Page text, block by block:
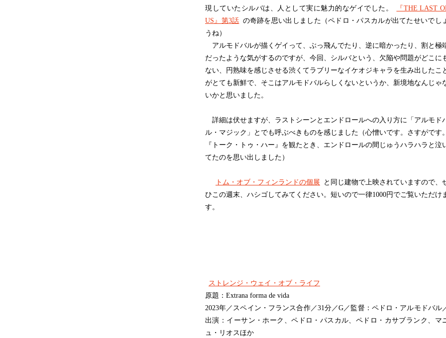
現していたシルバは、人として実に魅力的なゲイでした。
『THE LAST
US』第3話 の奇跡を思い出しました（ペドロ・パスカルが出てたせいでし
うね）
アルモドバルが描くゲイって、ぶっ飛んでたり、逆に暗かったり、割と極
だったような気がするのですが、今回、シルバという、欠陥や問題がどこに
ない、円熟味を感じさせる渋くてラブリーなイケオジキャラを生み出したこ
がとても新鮮で、そこはアルモドバルらしくないというか、新境地なんじゃ
いかと思いました。
詳細は伏せますが、ラストシーンとエンドロールへの入り方に「アルモド
ル・マジック」とでも呼ぶべきものを感じました（心憎いです。さすがです。
『トーク・トゥ・ハー』を観たとき、エンドロールの間じゅうハラハラと泣
てたのを思い出しました）
トム・オブ・フィンランドの個展
と同じ建物で上映されていますので、
ひこの週末、ハシゴしてみてください。短いので一律1000円でご覧いただけ
す。
ストレンジ・ウェイ・オブ・ライフ
原題：Extrana forma de vida
2023年／スペイン・フランス合作／31分／G／監督：ペドロ・アルモドバル
出演：イーサン・ホーク、ペドロ・パスカル、ペドロ・カサブランク、マ
ュ・リオスほか